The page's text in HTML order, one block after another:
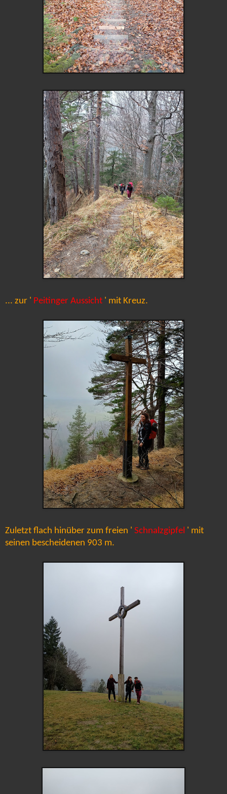
... zur ' Peitinger Aussicht ' mit Kreuz.
Zuletzt flach hinüber zum freien ' Schnalzgipfel ' mit
seinen bescheidenen 903 m.